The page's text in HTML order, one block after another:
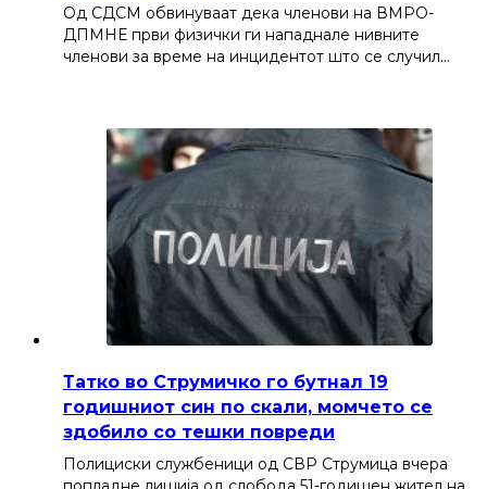
Од СДСМ обвинуваат дека членови на ВМРО-
ДПМНЕ први физички ги нападнале нивните
членови за време на инцидентот што се случил…
Татко во Струмичко го бутнал 19
годишниот син по скали, момчето се
здобило со тешки повреди
Полициски службеници од СВР Струмица вчера